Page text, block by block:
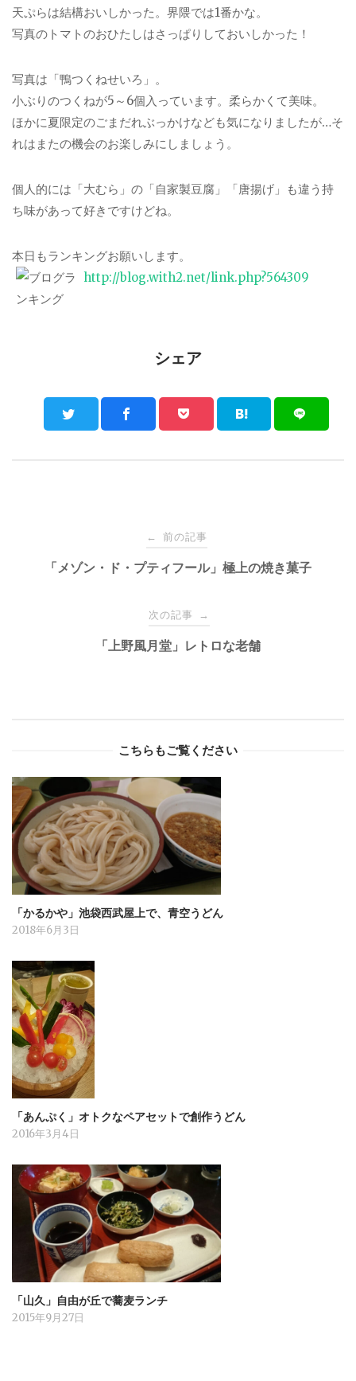
天ぷらは結構おいしかった。界隈では1番かな。
写真のトマトのおひたしはさっぱりしておいしかった！
写真は「鴨つくねせいろ」。
小ぶりのつくねが5～6個入っています。柔らかくて美味。
ほかに夏限定のごまだれぶっかけなども気になりましたが…そ
れはまたの機会のお楽しみにしましょう。
個人的には「大むら」の「自家製豆腐」「唐揚げ」も違う持
ち味があって好きですけどね。
本日もランキングお願いします。
http://blog.with2.net/link.php?564309
シェア
navigation
← 前の記事
「メゾン・ド・プティフール」極上の焼き菓子
次の記事 →
「上野風月堂」レトロな老舗
こちらもご覧ください
「かるかや」池袋西武屋上で、青空うどん
2018年6月3日
「あんぷく」オトクなペアセットで創作うどん
2016年3月4日
「山久」自由が丘で蕎麦ランチ
2015年9月27日